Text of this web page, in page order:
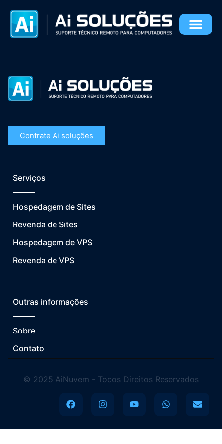
Arquivos
Contrate Ai soluções
Serviços
Hospedagem de Sites
Revenda de Sites
Hospedagem de VPS
Revenda de VPS
Outras informações
Sobre
Contato
© 2025 AiNuvem - Todos Direitos Reservados